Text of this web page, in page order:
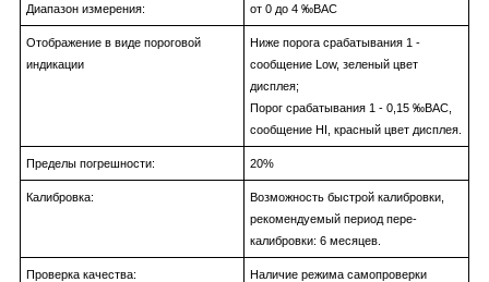
Диапазон измерения: от 0 до 4 ‰BAC
Отображение в виде пороговой
индикации
Ниже порога срабатывания 1 -
сообщение Low, зеленый цвет
дисплея;
Порог срабатывания 1 - 0,15 ‰BAC,
сообщение HI, красный цвет дисплея.
Пределы погрешности: 20%
Калибровка:
Возможность быстрой калибровки,
рекомендуемый период пере-
калибровки: 6 месяцев.
Проверка качества:
Наличие режима самопроверки